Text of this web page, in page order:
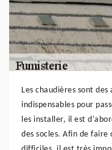
Les chaudières sont
indispensables pour
les installer, il est
des socles. Afin de